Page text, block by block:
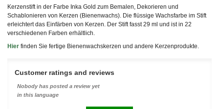
Kerzenstift in der Farbe Inka Gold zum Bemalen, Dekorieren und
Schablonieren von Kerzen (Bienenwachs). Die flüssige Wachsfarbe im Stift
erleichtert das Einfärben von Kerzen. Der Stift fasst 29 ml und ist in 22
verschiedenen Farben erhältlich.
Hier finden Sie fertige Bienenwachskerzen und andere Kerzenprodukte.
Customer ratings and reviews
Nobody has posted a review yet
in this language